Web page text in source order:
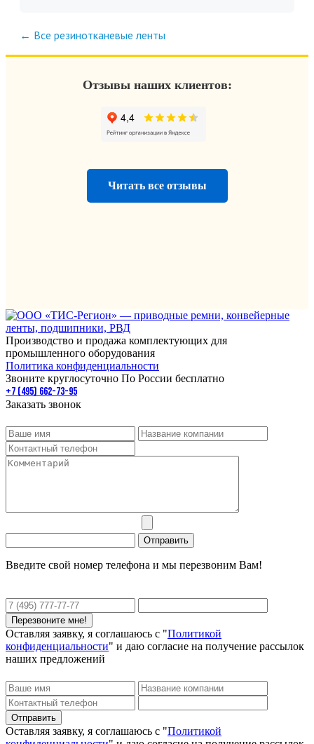
← Все резинотканевые ленты
Отзывы наших клиентов:
Читать все отзывы
Производство и продажа комплектующих для
промышленного оборудования
Политика конфиденциальности
Звоните круглосуточно По России бесплатно
+7 (495) 662-73-95
Заказать звонок
Введите свой номер телефона и мы перезвоним Вам!
Оставляя заявку, я соглашаюсь с "Политикой
конфиденциальности" и даю согласие на получение рассылок
наших предложений
Оставляя заявку, я соглашаюсь с "Политикой